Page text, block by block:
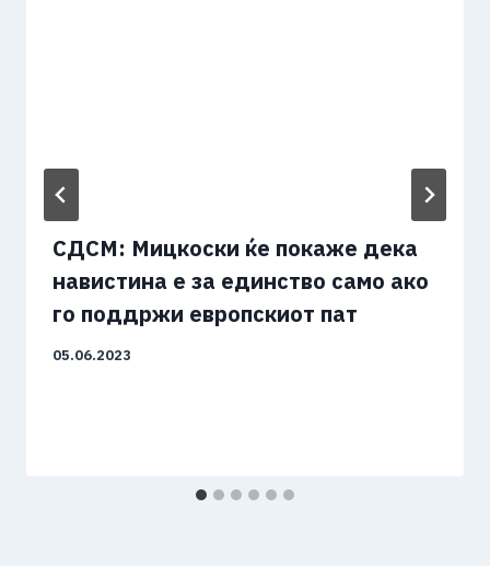
СДСМ: Мицкоски ќе покаже дека
навистина е за единство само ако
го поддржи европскиот пат
05.06.2023